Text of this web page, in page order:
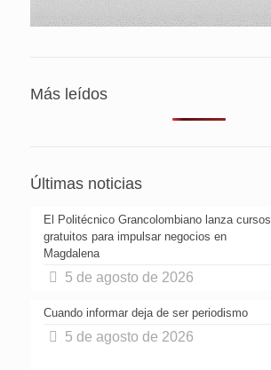
Más leídos
Últimas noticias
El Politécnico Grancolombiano lanza cursos
gratuitos para impulsar negocios en
Magdalena
5 de agosto de 2026
Cuando informar deja de ser periodismo
5 de agosto de 2026